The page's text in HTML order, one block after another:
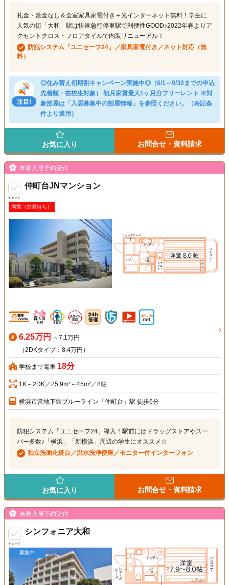
礼金・敷金なし＆全室家具家電付き＋光インターネット無料！学生に
人気の街「大和」駅は快速急行停車駅で利便性GOOD♪2022年春よりア
クセントクロス・フロアタイルで内装リニューアル！
防犯システム「ユニセーフ24」／家具家電付き／ネット対応（無
料）
◎住み替え初期割キャンペーン実施中◎（6/1～9/30までの申込
先着順・在校生対象） 初月家賃最大1ヶ月分フリーレント ※対
象部屋は「入居募集中の部屋情報」を参照ください。（表記条
件より適用）
お気に入り お問合せ・資料請求
チェック
来春入居予約受付
仲町台JNマンション
満室（空室待ち）
6.25万円 ～7.1万円
（2DKタイプ：8.4万円）
学校まで電車 18分
1K～2DK／25.9m²～45m²／8帖
横浜市営地下鉄ブルーライン「仲町台」駅 徒歩6分
防犯システム「ユニセーフ24」導入！駅前にはドラッグストアやスー
パー多数♪「横浜」「新横浜」周辺の学生にオススメ☆
独立洗面化粧台／温水洗浄便座／モニター付インターフォン
お気に入り お問合せ・資料請求
チェック
来春入居予約受付
シンフォニア大和
募集中